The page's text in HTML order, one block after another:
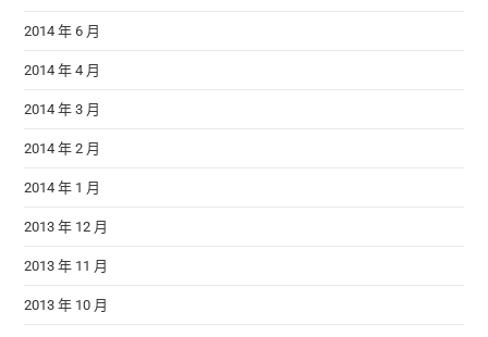
2014 年 6 月
2014 年 4 月
2014 年 3 月
2014 年 2 月
2014 年 1 月
2013 年 12 月
2013 年 11 月
2013 年 10 月